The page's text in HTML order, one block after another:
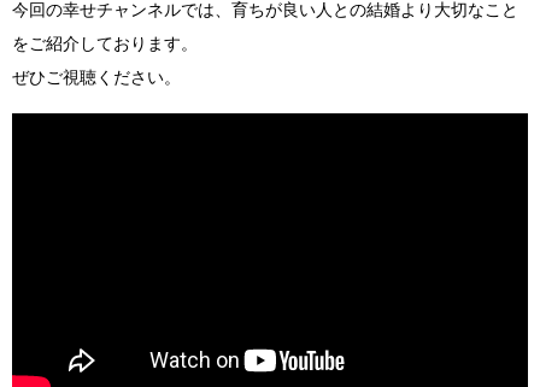
今回の幸せチャンネルでは、育ちが良い人との結婚より大切なこと
をご紹介しております。
ぜひご視聴ください。